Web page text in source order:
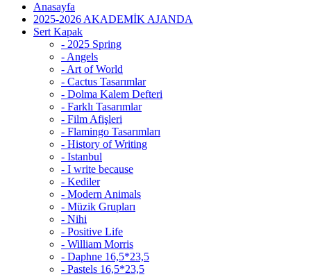
Anasayfa
2025-2026 AKADEMİK AJANDA
Sert Kapak
- 2025 Spring
- Angels
- Art of World
- Cactus Tasarımlar
- Dolma Kalem Defteri
- Farklı Tasarımlar
- Film Afişleri
- Flamingo Tasarımları
- History of Writing
- Istanbul
- I write because
- Kediler
- Modern Animals
- Müzik Grupları
- Nihi
- Positive Life
- William Morris
- Daphne 16,5*23,5
- Pastels 16,5*23,5